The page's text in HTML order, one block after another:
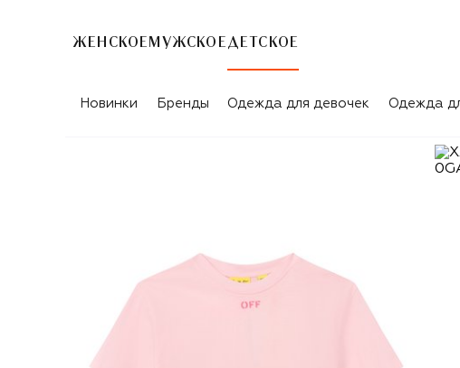
ЖЕНСКОЕ МУЖСКОЕ ДЕТСКОЕ
Новинки Бренды Одежда для девочек Одежда